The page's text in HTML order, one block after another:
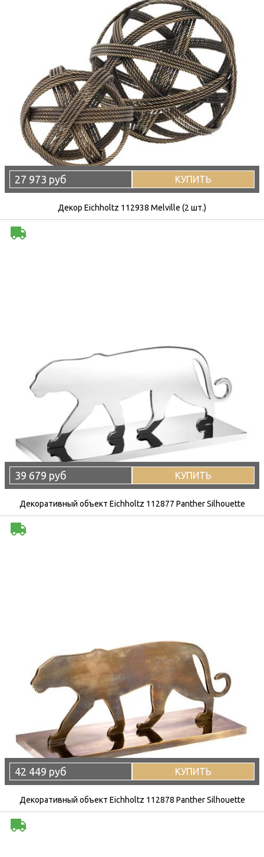
27 973 руб КУПИТЬ
Декор Eichholtz 112938 Melville (2 шт.)
39 679 руб КУПИТЬ
Декоративный объект Eichholtz 112877 Panther Silhouette
42 449 руб КУПИТЬ
Декоративный объект Eichholtz 112878 Panther Silhouette